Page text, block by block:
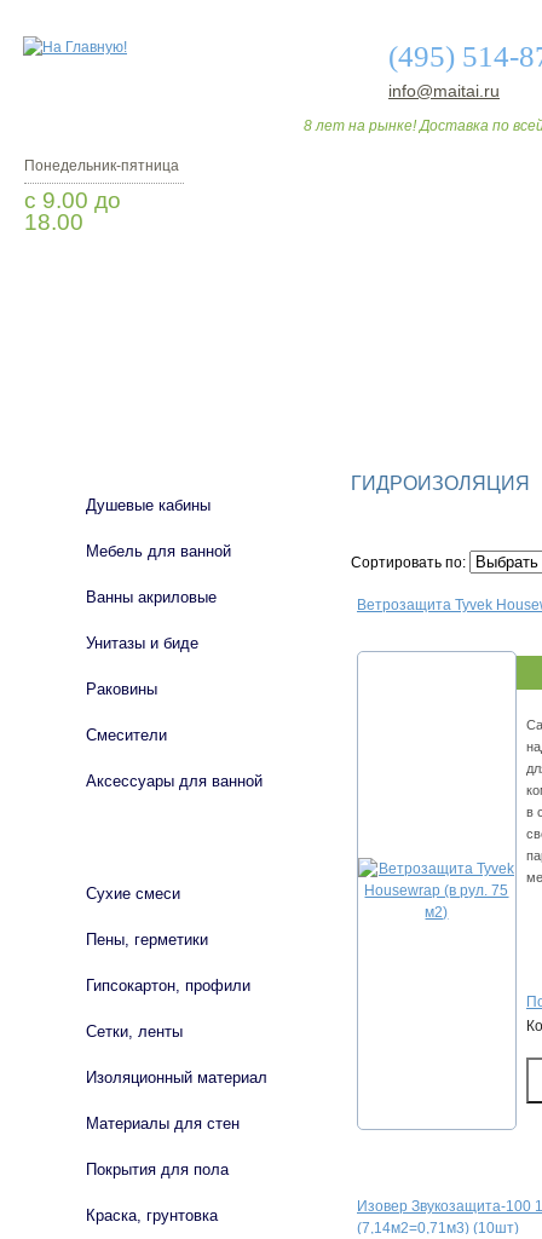
(495) 514-
info@maitai.ru
8 лет на рынке! Доставка по
Понедельник-пятница
с 9.00 до
18.00
ГИДРОИЗОЛЯЦИЯ
Сортировать по:
Ветрозащита Tyvek
в
Изовер Звукозащита-100
(7,14м2=0,71м3) (10шт)
Душевые кабины
Мебель для ванной
Ванны акриловые
Унитазы и биде
Раковины
Смесители
Аксессуары для ванной
Сухие смеси
Пены, герметики
Гипсокартон, профили
Сетки, ленты
Изоляционный материал
Материалы для стен
Покрытия для пола
Краска, грунтовка